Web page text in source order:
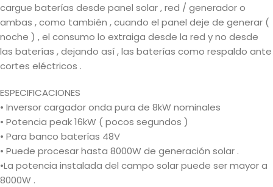
cargue baterías desde panel solar , red / generador o
ambas , como también , cuando el panel deje de generar (
noche ) , el consumo lo extraiga desde la red y no desde
las baterías , dejando así , las baterías como respaldo ante
cortes eléctricos .
ESPECIFICACIONES
• Inversor cargador onda pura de 8kW nominales
• Potencia peak 16kW ( pocos segundos )
• Para banco baterías 48V
• Puede procesar hasta 8000W de generación solar .
•La potencia instalada del campo solar puede ser mayor a
8000W .